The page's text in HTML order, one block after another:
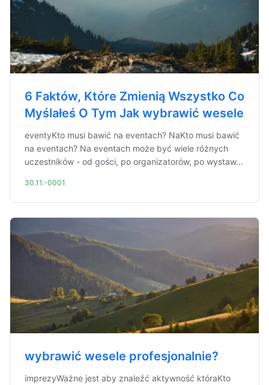
6 Faktów, Które Zmienią Wszystko Co
Myślałeś O Tym Jak wybrawić wesele
eventyKto musi bawić na eventach? NaKto musi bawić
na eventach? Na eventach może być wiele różnych
uczestników - od gości, po organizatorów, po wystaw...
30.11.-0001
wybrawić wesele profesjonalnie?
imprezyWażne jest aby znaleźć aktywność któraKto